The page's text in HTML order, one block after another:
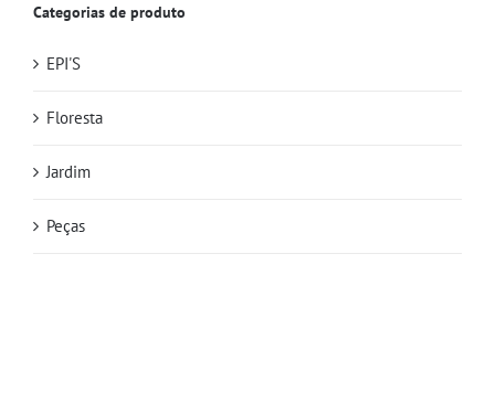
Categorias de produto
EPI'S
Floresta
Jardim
Peças